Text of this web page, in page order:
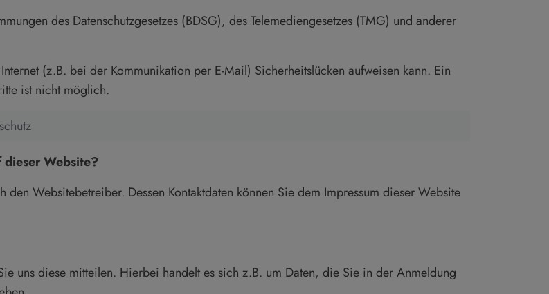
des Datenschutzgesetzes (BDSG), des Telemediengesetzes (TMG) und anderer
(z.B. bei der Kommunikation per E-Mail) Sicherheitslücken aufweisen kann. Ein
ist nicht möglich.
Website?
Websitebetreiber. Dessen Kontaktdaten können Sie dem Impressum dieser Website
uns diese mitteilen. Hierbei handelt es sich z.B. um Daten, die Sie in der Anmeldung